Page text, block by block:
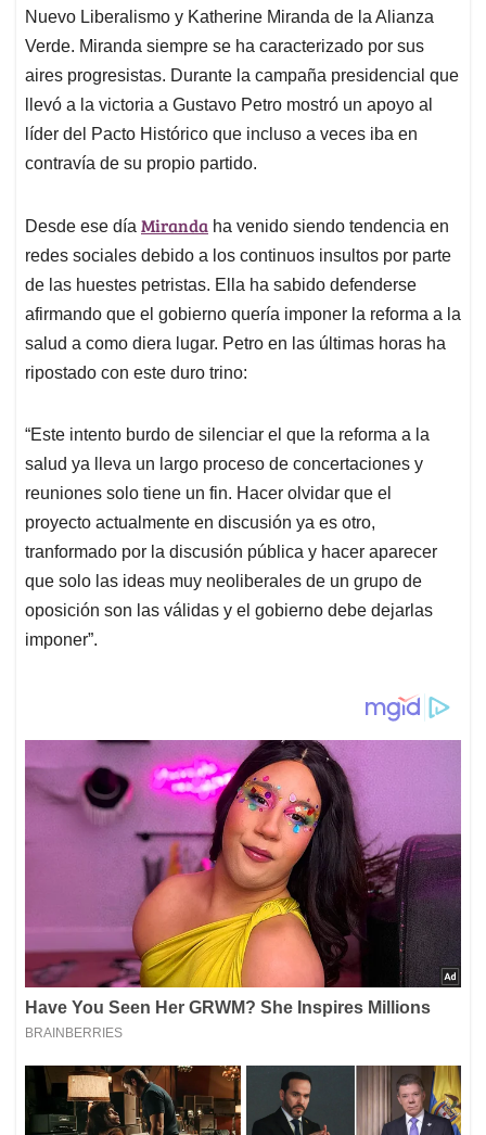
Nuevo Liberalismo y Katherine Miranda de la Alianza
Verde. Miranda siempre se ha caracterizado por sus
aires progresistas. Durante la campaña presidencial que
llevó a la victoria a Gustavo Petro mostró un apoyo al
líder del Pacto Histórico que incluso a veces iba en
contravía de su propio partido.
Desde ese día Miranda ha venido siendo tendencia en
redes sociales debido a los continuos insultos por parte
de las huestes petristas. Ella ha sabido defenderse
afirmando que el gobierno quería imponer la reforma a la
salud a como diera lugar. Petro en las últimas horas ha
ripostado con este duro trino:
“Este intento burdo de silenciar el que la reforma a la
salud ya lleva un largo proceso de concertaciones y
reuniones solo tiene un fin. Hacer olvidar que el
proyecto actualmente en discusión ya es otro,
tranformado por la discusión pública y hacer aparecer
que solo las ideas muy neoliberales de un grupo de
oposición son las válidas y el gobierno debe dejarlas
imponer”.